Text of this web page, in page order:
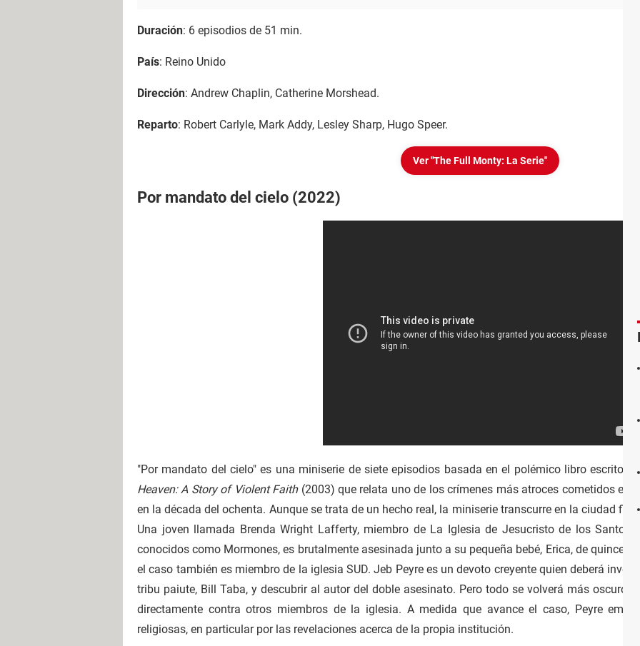
Duración: 6 episodios de 51 min.
País: Reino Unido
Dirección: Andrew Chaplin, Catherine Morshead.
Reparto: Robert Carlyle, Mark Addy, Lesley Sharp, Hugo Speer.
Ver "The Full Monty: La Serie"
Por mandato del cielo (2022)
"Por mandato del cielo" es una miniserie de siete episodios basada en el polémico libro escrito
Heaven: A Story of Violent Faith(2003) que relata uno de los crímenes más atroces cometidos en el
en la década del ochenta. Aunque se trata de un hecho real, la miniserie transcurre en la ciudad
Una joven llamada Brenda Wright Lafferty, miembro de La Iglesia de Jesucristo de los Santos
conocidos como Mormones, es brutalmente asesinada junto a su pequeña bebé, Erica, de quince
el caso también es miembro de la iglesia SUD. Jeb Peyre es un devoto creyente quien deberá
tribu paiute, Bill Taba, y descubrir al autor del doble asesinato. Pero todo se volverá más oscuro
directamente contra otros miembros de la iglesia. A medida que avance el caso, Peyre
religiosas, en particular por las revelaciones acerca de la propia institución.